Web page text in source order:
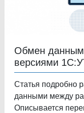
Обмен
версиями
Статья подробно
данными между
Описывается